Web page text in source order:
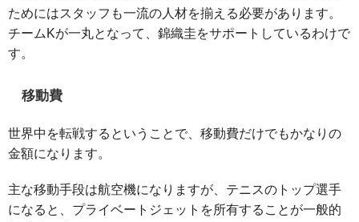
ためにはスタッフも一流の人材を揃える必要があります。
チームKが一丸となって、錦織圭をサポートしているわけで
す。
移動費
世界中を転戦するということで、移動費だけでもかなりの
金額になります。
主な移動手段は航空機になりますが、テニスのトップ選手
になると、プライベートジェットを所有することが一般的